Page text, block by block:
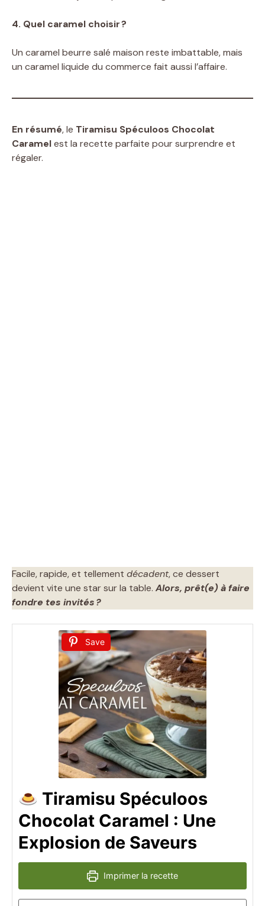
4. Quel caramel choisir ?
Un caramel beurre salé maison reste imbattable, mais
un caramel liquide du commerce fait aussi l’affaire.
En résumé, le Tiramisu Spéculoos Chocolat
Caramelest la recette parfaite pour surprendre et
régaler.
Facile, rapide, et tellement décadent, ce dessert
devient vite une star sur la table. Alors, prêt(e) à faire
fondre tes invités ?
Save
Tiramisu Spéculoos
Chocolat Caramel : Une
Explosion de Saveurs
Imprimer la recette